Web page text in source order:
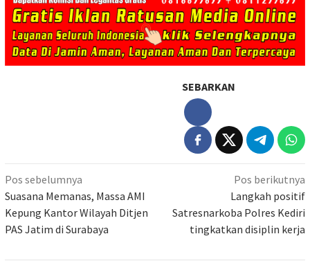
SEBARKAN
Navigasi
pos
Pos sebelumnya
Suasana Memanas, Massa AMI
Kepung Kantor Wilayah Ditjen
PAS Jatim di Surabaya
Pos berikutnya
Langkah positif
Satresnarkoba Polres Kediri
tingkatkan disiplin kerja